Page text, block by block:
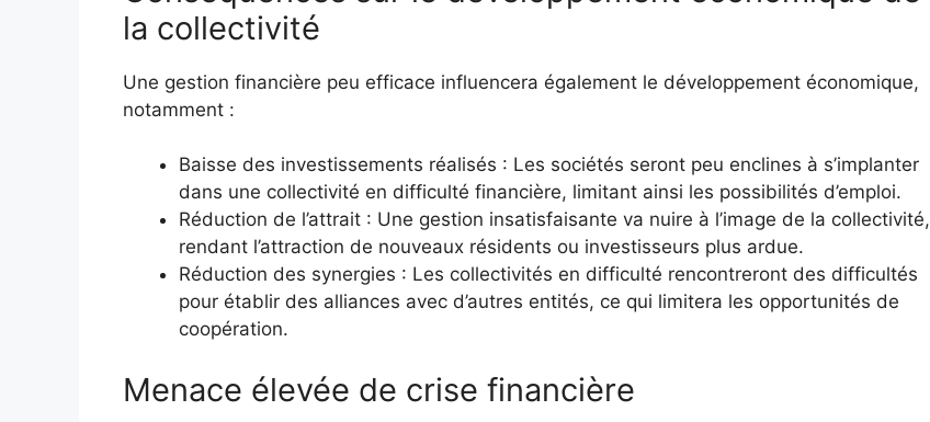
la collectivité
Une gestion financière peu efficace influencera également le développement économique,
notamment :
Baisse des investissements réalisés : Les sociétés seront peu enclines à s’implanter
dans une collectivité en difficulté financière, limitant ainsi les possibilités d’emploi.
Réduction de l’attrait : Une gestion insatisfaisante va nuire à l’image de la collectivité,
rendant l’attraction de nouveaux résidents ou investisseurs plus ardue.
Réduction des synergies : Les collectivités en difficulté rencontreront des difficultés
pour établir des alliances avec d’autres entités, ce qui limitera les opportunités de
coopération.
Menace élevée de crise financière